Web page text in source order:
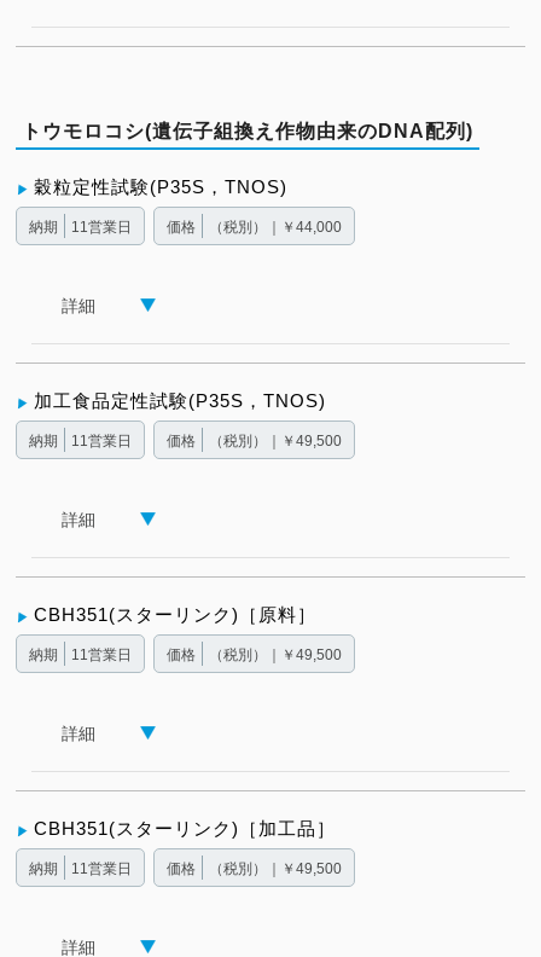
トウモロコシ(遺伝子組換え作物由来のDNA配列)
穀粒定性試験(P35S，TNOS)
納期 11営業日 価格 （税別）｜￥44,000
詳細
加工食品定性試験(P35S，TNOS)
納期 11営業日 価格 （税別）｜￥49,500
詳細
CBH351(スターリンク)［原料］
納期 11営業日 価格 （税別）｜￥49,500
詳細
CBH351(スターリンク)［加工品］
納期 11営業日 価格 （税別）｜￥49,500
詳細